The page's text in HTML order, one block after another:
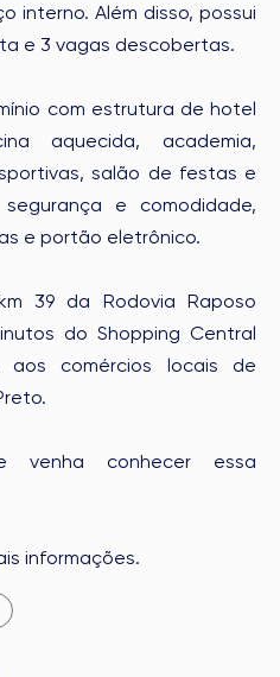
interno. Além disso, possui
e 3 vagas descobertas.
com estrutura de hotel
aquecida, academia,
salão de festas e
e comodidade,
e portão eletrônico.
39 da Rodovia Raposo
do Shopping Central
comércios locais de
venha conhecer essa
informações.